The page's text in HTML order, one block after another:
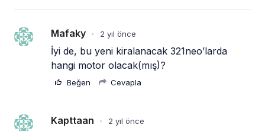
Mafaky • 2 yıl önce
İyi de, bu yeni kiralanacak 321neo’larda
hangi motor olacak(mış)?
Beğen Cevapla
Kapttaan • 2 yıl önce